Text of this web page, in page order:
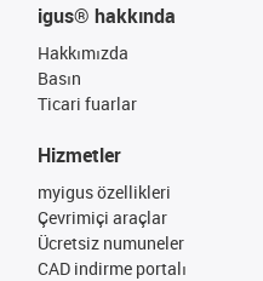
igus® hakkında
Hakkımızda
Basın
Ticari fuarlar
Hizmetler
myigus özellikleri
Çevrimiçi araçlar
Ücretsiz numuneler
CAD indirme portalı